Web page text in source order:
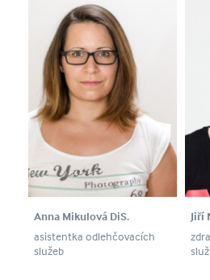
Anna Mikulová DiS.
asistentka odlehčovacích
služeb
Jiří